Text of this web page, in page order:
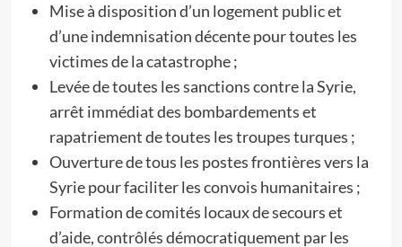
Mise à disposition d’un logement public et
d’une indemnisation décente pour toutes les
victimes de la catastrophe ;
Levée de toutes les sanctions contre la Syrie,
arrêt immédiat des bombardements et
rapatriement de toutes les troupes turques ;
Ouverture de tous les postes frontières vers la
Syrie pour faciliter les convois humanitaires ;
Formation de comités locaux de secours et
d’aide, contrôlés démocratiquement par les